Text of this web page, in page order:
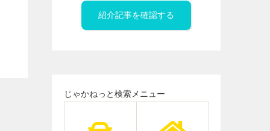
紹介記事を確認する
じゃかねっと検索メニュー